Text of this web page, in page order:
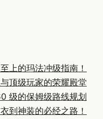
上的玛法冲级指南！
顶级玩家的荣耀殿堂
级的保姆级路线规划
到神装的必经之路！